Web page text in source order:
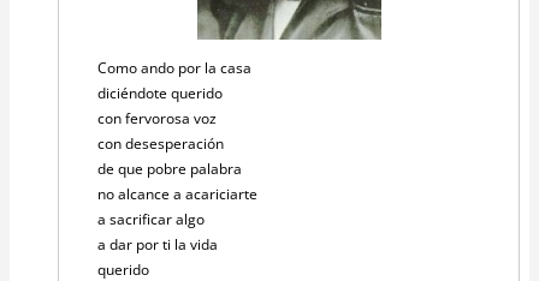
Como ando por la casa
diciéndote querido
con fervorosa voz
con desesperación
de que pobre palabra
no alcance a acariciarte
a sacrificar algo
a dar por ti la vida
querido